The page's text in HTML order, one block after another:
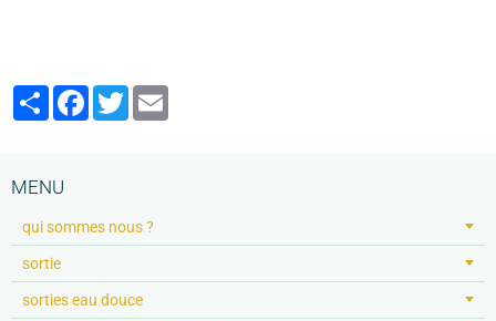
PartagerFacebook
Twitter
MENU
qui sommes nous ?
sortie
sorties eau douce